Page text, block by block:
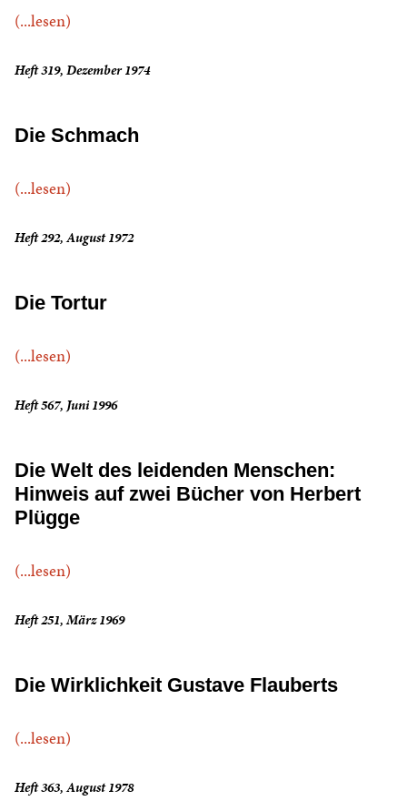
(...lesen)
Heft 319, Dezember 1974
Die Schmach
(...lesen)
Heft 292, August 1972
Die Tortur
(...lesen)
Heft 567, Juni 1996
Die Welt des leidenden Menschen:
Hinweis auf zwei Bücher von Herbert
Plügge
(...lesen)
Heft 251, März 1969
Die Wirklichkeit Gustave Flauberts
(...lesen)
Heft 363, August 1978